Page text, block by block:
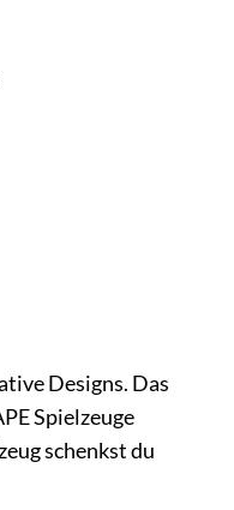
Designs. Das
Spielzeuge
schenkst du